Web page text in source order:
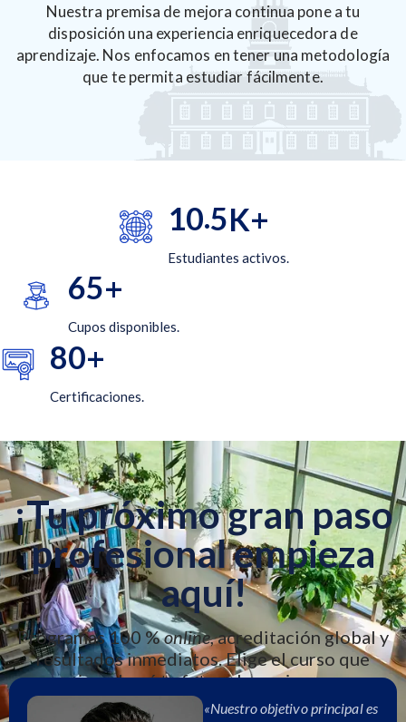
Nuestra premisa de mejora continua pone a tu
disposición una experiencia enriquecedora de
aprendizaje. Nos enfocamos en tener una metodología
que te permita estudiar fácilmente.
10.5K+
Estudiantes activos.
65+
Cupos disponibles.
80+
Certificaciones.
¡Tupróximogranpaso
profesionalempieza
aquí!
Programas 100 %online, acreditación global y
resultados inmediatos. Elige el curso que
impulsará tu futuro hoy mismo.
«Nuestro objetivo principal es